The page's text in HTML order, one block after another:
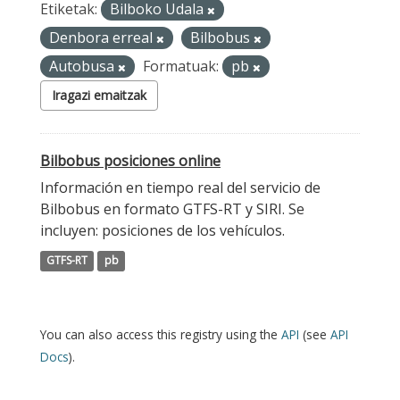
Etiketak:
Bilboko Udala
Denbora erreal
Bilbobus
Autobusa
Formatuak: pb
Iragazi emaitzak
Bilbobus posiciones online
Información en tiempo real del servicio de
Bilbobus en formato GTFS-RT y SIRI. Se
incluyen: posiciones de los vehículos.
GTFS-RT pb
You can also access this registry using the API (see API
Docs).